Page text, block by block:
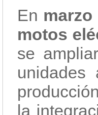
En
motos
se
la